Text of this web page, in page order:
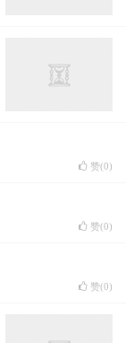
赞(0)
赞(0)
赞(0)